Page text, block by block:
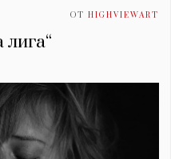
ОТ HIGHVIEWART